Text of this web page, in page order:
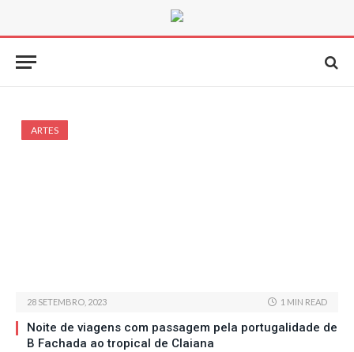
ARTES
28 SETEMBRO, 2023 1 MIN READ
Noite de viagens com passagem pela portugalidade de
B Fachada ao tropical de Claiana